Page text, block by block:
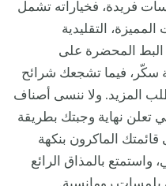
فريدة، فخياراته تشمل
التقليدية
البط المحضرة على
سكّر، فيما تشجعك شرائح
المزيد. ولا ننسى أصناف
تعلن نهاية وجبتك بطريقة
الماكرون بنكهة
واستمتع بالمذاق الرائع